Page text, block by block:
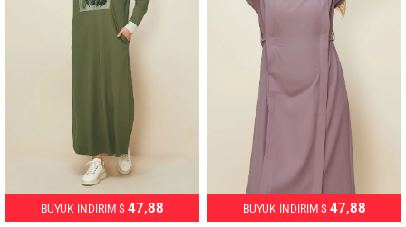
BÜYÜK İNDİRİM $ 47,88 BÜYÜK İNDİRİM $ 47,88